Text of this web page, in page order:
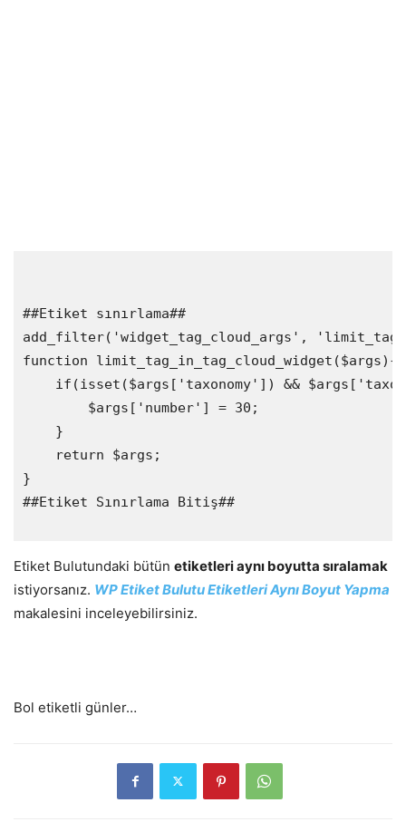
##Etiket sınırlama##
add_filter('widget_tag_cloud_args',
function limit_tag_in_tag_cloud_widget($args){
if(isset($args['taxonomy']) &&
        $args['number'] = 30;
    }
    return $args;
}
##Etiket Sınırlama Bitiş##
Etiket Bulutundaki bütün etiketleri aynı boyutta sıralamak
istiyorsanız. WP Etiket Bulutu Etiketleri Aynı Boyut Yapma
makalesini inceleyebilirsiniz.
Bol etiketli günler…